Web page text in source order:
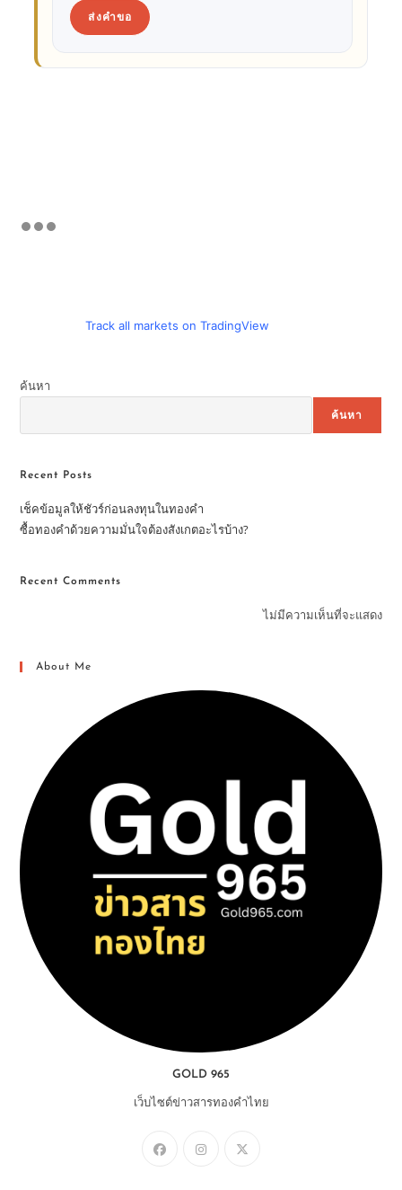
ส่งคำขอ
Track all markets on TradingView
ค้นหา
ค้นหา
Recent Posts
เช็คข้อมูลให้ชัวร์ก่อนลงทุนในทองคำ
ซื้อทองคำด้วยความมั่นใจต้องสังเกตอะไรบ้าง?
Recent Comments
ไม่มีความเห็นที่จะแสดง
About Me
GOLD 965
เว็บไซต์ข่าวสารทองคำไทย